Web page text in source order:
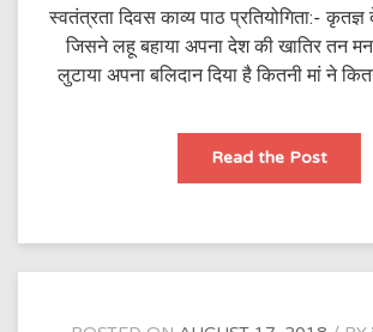
स्वतंत्रता दिवस काव्य पाठ प्रतियोगिता:-
जिसने लहू बहाया अपना देश की खातिर तन
लुटाया अपना बलिदान दिया है कितनी मां ने
Read the Postशहीद